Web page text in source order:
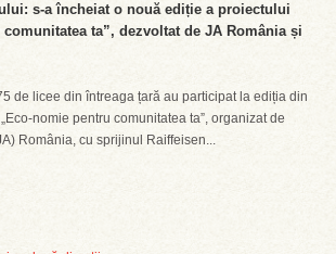
s-a încheiat o nouă ediție a proiectului
ta”, dezvoltat de JA România și
de licee din întreaga țară au participat la ediția din
nomie pentru comunitatea ta”, organizat de
România, cu sprijinul Raiffeisen...